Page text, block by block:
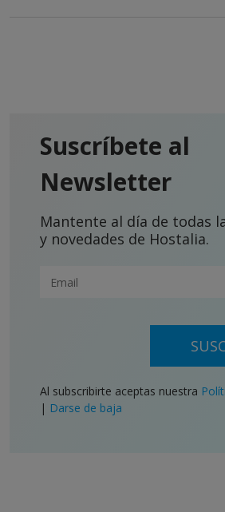
Suscríbete al
Newsletter
Mantente al día de todas
y novedades de Hostalia.
Al subscribirte aceptas nuestra
| Darse de baja